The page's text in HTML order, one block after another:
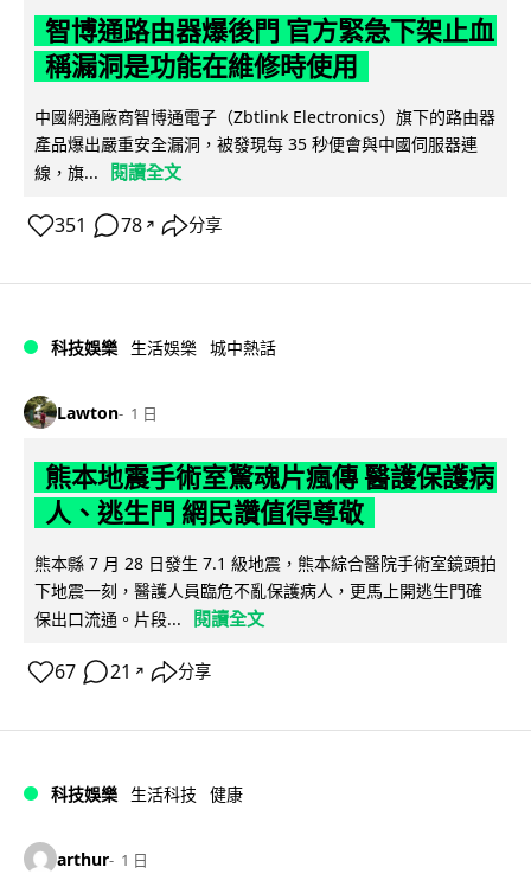
智博通路由器爆後門 官方緊急下架止血
稱漏洞是功能在維修時使用
中國網通廠商智博通電子（Zbtlink Electronics）旗下的路由器
產品爆出嚴重安全漏洞，被發現每 35 秒便會與中國伺服器連
線，旗...
閱讀全文
351 78 ↗ 分享
科技娛樂 生活娛樂 城中熱話
Lawton 1 日
熊本地震手術室驚魂片瘋傳 醫護保護病
人、逃生門 網民讚值得尊敬
熊本縣 7 月 28 日發生 7.1 級地震，熊本綜合醫院手術室鏡頭拍
下地震一刻，醫護人員臨危不亂保護病人，更馬上開逃生門確
保出口流通。片段...
閱讀全文
67 21 ↗ 分享
科技娛樂 生活科技 健康
arthur 1 日